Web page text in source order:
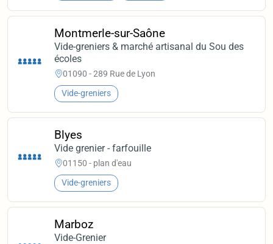
Montmerle-sur-Saône
Vide-greniers & marché artisanal du Sou des
écoles
01090 - 289 Rue de Lyon
Vide-greniers
Blyes
Vide grenier - farfouille
01150 - plan d'eau
Vide-greniers
Marboz
Vide-Grenier